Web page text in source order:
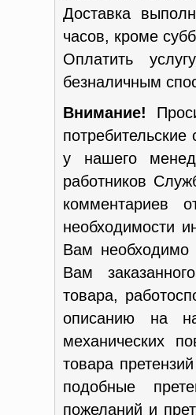
Доставка
часов, кроме
Оплатить
безналичным
Внимание!
у нашего
работников
комментариев
необходимости
Вам
Вам
товара,
описанию на
механических
товара
подобные
пожеланий и